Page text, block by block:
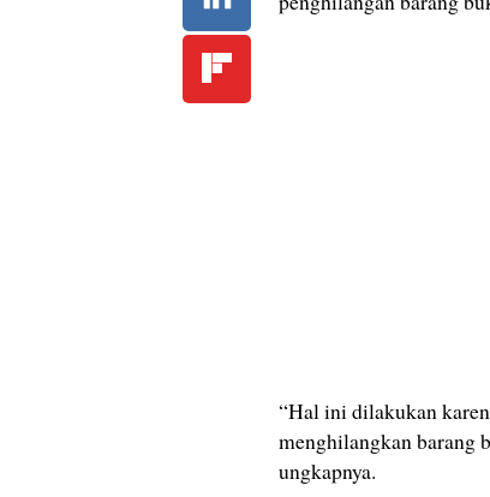
“Hal ini dilakukan
menghilangkan barang
ungkapnya.